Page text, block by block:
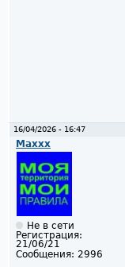
16/04/2026 - 16:47
Maxxx
Не в сети
Регистрация:
21/06/21
Сообщения: 2996